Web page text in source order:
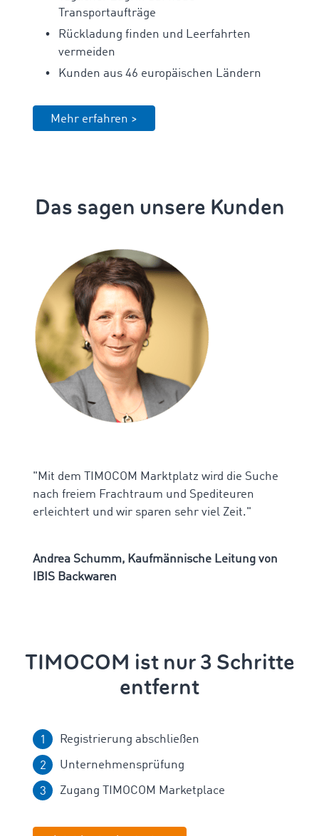
Transportaufträge
Rückladung finden und Leerfahrten
vermeiden
Kunden aus 46 europäischen Ländern
Mehr erfahren >
Das sagen unsere Kunden
"Mit dem TIMOCOM Marktplatz wird die Suche
nach freiem Frachtraum und Spediteuren
erleichtert und wir sparen sehr viel Zeit."
Andrea Schumm, Kaufmännische Leitung von
IBIS Backwaren
TIMOCOM ist nur 3 Schritte
entfernt
Registrierung abschließen
Unternehmensprüfung
Zugang TIMOCOM Marketplace